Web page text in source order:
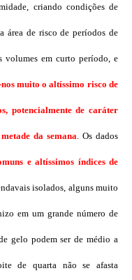
criando condições de
área de risco de períodos de
volumes em curto período, e
muito o altíssimo risco de
potencialmente de caráter
da semana . Os dados
e altíssimos índices de
isolados, alguns muito
em um grande número de
gelo podem ser de médio a
de quarta não se afasta